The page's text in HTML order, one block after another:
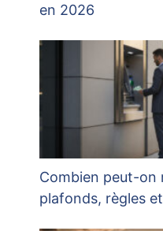
en 2026
Combien peut-on
plafonds, règles